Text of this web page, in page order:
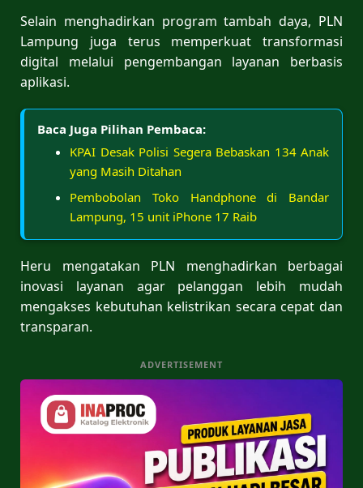
Selain menghadirkan program tambah daya, PLN
Lampung juga terus memperkuat transformasi
digital melalui pengembangan layanan berbasis
aplikasi.
Baca Juga Pilihan Pembaca:
KPAI Desak Polisi Segera Bebaskan 134 Anak
yang Masih Ditahan
Pembobolan Toko Handphone di Bandar
Lampung, 15 unit iPhone 17 Raib
Heru mengatakan PLN menghadirkan berbagai
inovasi layanan agar pelanggan lebih mudah
mengakses kebutuhan kelistrikan secara cepat dan
transparan.
ADVERTISEMENT